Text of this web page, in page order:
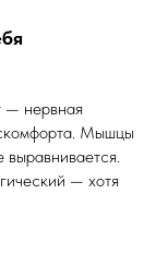
— нервная
Мышцы
выравнивается.
— хотя